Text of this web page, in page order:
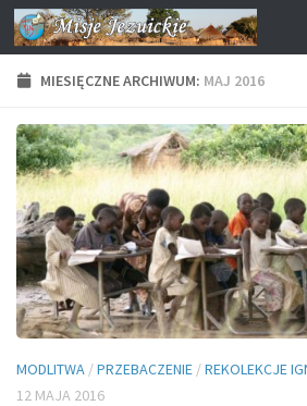
Przejdź do treści
MIESIĘCZNE ARCHIWUM: MAJ 2016
MODLITWA /PRZEBACZENIE /REKOLEKCJE
12 MAJA 2016